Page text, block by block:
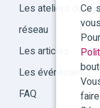
Ce
Les ateliers du
réseau
Les articles
Les événements
FAQ